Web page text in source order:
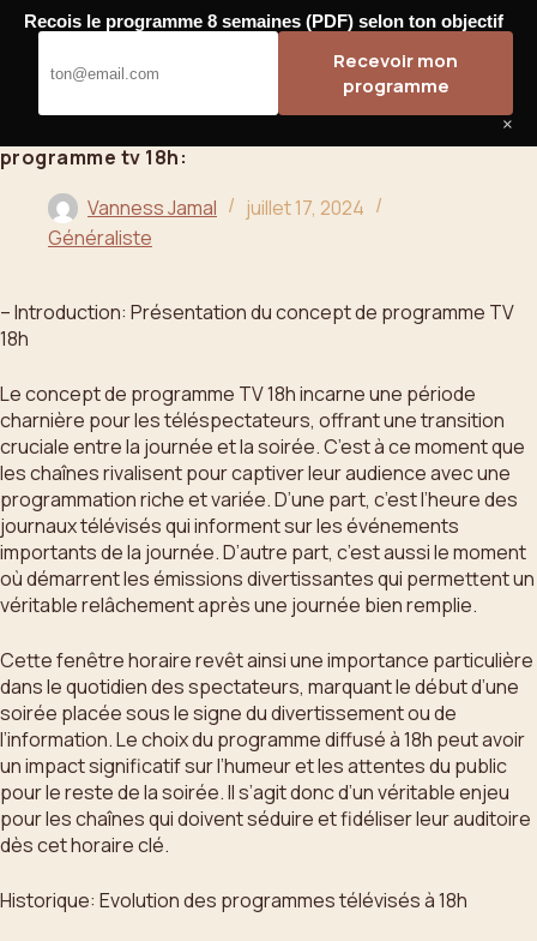
Passer
contenu
Bahoo
programme tv 18h:
Vanness Jamal
juillet 17, 2024
Généraliste
– Introduction: Présentation du concept de programme TV
18h
Le concept de programme TV 18h incarne une période
charnière pour les téléspectateurs, offrant une transition
cruciale entre la journée et la soirée. C’est à ce moment que
les chaînes rivalisent pour captiver leur audience avec une
programmation riche et variée. D’une part, c’est l’heure des
journaux télévisés qui informent sur les événements
importants de la journée. D’autre part, c’est aussi le moment
où démarrent les émissions divertissantes qui permettent un
véritable relâchement après une journée bien remplie.
Cette fenêtre horaire revêt ainsi une importance particulière
dans le quotidien des spectateurs, marquant le début d’une
soirée placée sous le signe du divertissement ou de
l’information. Le choix du programme diffusé à 18h peut avoir
un impact significatif sur l’humeur et les attentes du public
pour le reste de la soirée. Il s’agit donc d’un véritable enjeu
pour les chaînes qui doivent séduire et fidéliser leur auditoire
dès cet horaire clé.
Historique: Evolution des programmes télévisés à 18h
Recois le programme 8 semaines (PDF) selon ton objectif
Recevoir mon
programme
×